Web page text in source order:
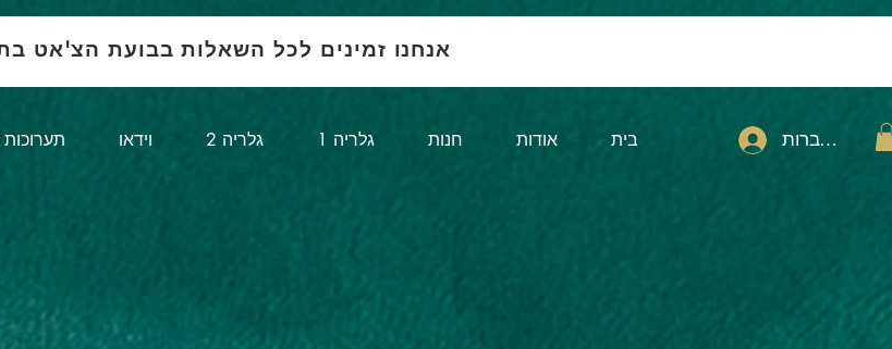
אנחנו זמינים לכל השאלות בבועת הצ'אט
וידאו גלריה 2 1 גלריה חנות אודות בית להתחברות